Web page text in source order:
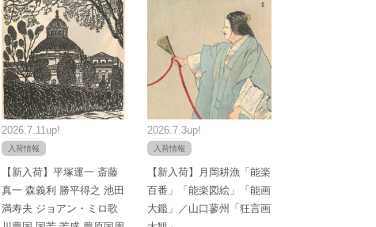
2026.7.11up!
入荷情報
【新入荷】平塚運一 斎藤
真一 森義利 勝平得之 池田
満寿夫 ジョアン・ミロ歌
2026.7.3up!
入荷情報
【新入荷】月岡耕漁「能楽
百番」「能楽図絵」「能画
大鑑」／山口蓼州「狂言画